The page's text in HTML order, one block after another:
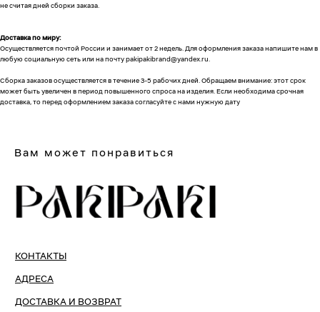
не считая дней сборки заказа.
Доставка по миру:
Осуществляется почтой России и занимает от 2 недель. Для оформления заказа напишите нам в
любую социальную сеть или на почту pakipakibrand@yandex.ru.
Сборка заказов осуществляется в течение 3-5 рабочих дней. Обращаем внимание: этот срок
может быть увеличен в период повышенного спроса на изделия. Если необходима срочная
доставка, то перед оформлением заказа согласуйте с нами нужную дату
Вам может понравиться
ДОСТАВКА И ВОЗВРАТ
АДРЕСА
КОНТАКТЫ